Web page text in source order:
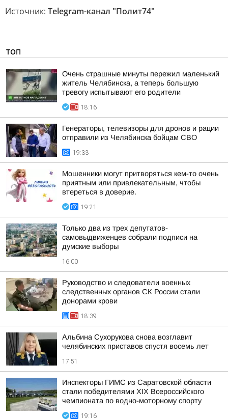
Источник: Telegram-канал "Полит74"
ТОП
Очень страшные минуты пережил маленький
житель Челябинска, а теперь большую
тревогу испытывают его родители
18:16
Генераторы, телевизоры для дронов и рации
отправили из Челябинска бойцам СВО
19:33
Мошенники могут притворяться кем-то очень
приятным или привлекательным, чтобы
втереться в доверие.
19:21
Только два из трех депутатов-
самовыдвиженцев собрали подписи на
думские выборы
16:00
Руководство и следователи военных
следственных органов СК России стали
донорами крови
18:39
Альбина Сухорукова снова возглавит
челябинских приставов спустя восемь лет
17:51
Инспекторы ГИМС из Саратовской области
стали победителями XIX Всероссийского
чемпионата по водно-моторному спорту
19:16